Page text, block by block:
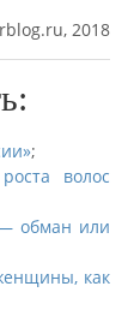
2018
»;
волос
обман или
как